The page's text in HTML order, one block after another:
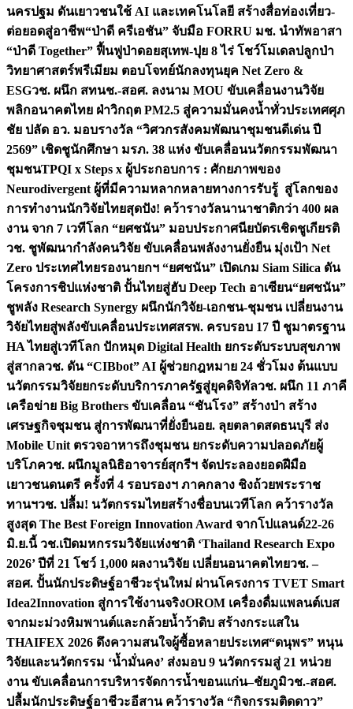
นครปฐม ดันเยาวชนใช้ AI และเทคโนโลยี สร้างสื่อท่องเที่ยว-
ต่อยอดสู่อาชีพ“ป่าดี ครีเอชัน” จับมือ FORRU มช. นำทัพอาสา
“ป่าดี Together” ฟื้นฟูป่าดอยสุเทพ-ปุย 8 ไร่ โชว์โมเดลปลูกป่า
วิทยาศาสตร์พรีเมียม ตอบโจทย์นักลงทุนยุค Net Zero &
ESGวช. ผนึก สทนช.-สอศ. ลงนาม MOU ขับเคลื่อนงานวิจัย
พลิกอนาคตไทย ฝ่าวิกฤต PM2.5 สู่ความมั่นคงน้ำทั่วประเทศศุภ
ชัย ปลัด อว. มอบรางวัล “วิศวกรสังคมพัฒนาชุมชนดีเด่น ปี
2569” เชิดชูนักศึกษา มรภ. 38 แห่ง ขับเคลื่อนนวัตกรรมพัฒนา
ชุมชนTPQI x Steps x ผู้ประกอบการ : ศักยภาพของ
Neurodivergent ผู้ที่มีความหลากหลายทางการรับรู้ สู่โลกของ
การทำงานนักวิจัยไทยสุดปัง! คว้ารางวัลนานาชาติกว่า 400 ผล
งาน จาก 7 เวทีโลก “ยศชนัน” มอบประกาศนียบัตรเชิดชูเกียรติ
วช. ชูพัฒนากำลังคนวิจัย ขับเคลื่อนพลังงานยั่งยืน มุ่งเป้า Net
Zero ประเทศไทยรองนายกฯ “ยศชนัน” เปิดเกม Siam Silica ดัน
โครงการชิปแห่งชาติ ปั้นไทยสู่ฮับ Deep Tech อาเซียน“ยศชนัน”
ชูพลัง Research Synergy ผนึกนักวิจัย-เอกชน-ชุมชน เปลี่ยนงาน
วิจัยไทยสู่พลังขับเคลื่อนประเทศสรพ. ครบรอบ 17 ปี ชูมาตรฐาน
HA ไทยสู่เวทีโลก ปักหมุด Digital Health ยกระดับระบบสุขภาพ
สู่สากลวช. ดัน “CIBbot” AI ผู้ช่วยกฎหมาย 24 ชั่วโมง ต้นแบบ
นวัตกรรมวิจัยยกระดับบริการภาครัฐสู่ยุคดิจิทัลวช. ผนึก 11 ภาคี
เครือข่าย Big Brothers ขับเคลื่อน “ชันโรง” สร้างป่า สร้าง
เศรษฐกิจชุมชน สู่การพัฒนาที่ยั่งยืนอย. ลุยตลาดสดธนบุรี ส่ง
Mobile Unit ตรวจอาหารถึงชุมชน ยกระดับความปลอดภัยผู้
บริโภควช. ผนึกมูลนิธิอาจารย์สุกรีฯ จัดประลองยอดฝีมือ
เยาวชนดนตรี ครั้งที่ 4 รอบรองฯ ภาคกลาง ชิงถ้วยพระราช
ทานฯวช. ปลื้ม! นวัตกรรมไทยสร้างชื่อบนเวทีโลก คว้ารางวัล
สูงสุด The Best Foreign Innovation Award จากโปแลนด์22-26
มิ.ย.นี้ วช.เปิดมหกรรมวิจัยแห่งชาติ ‘Thailand Research Expo
2026’ ปีที่ 21 โชว์ 1,000 ผลงานวิจัย เปลี่ยนอนาคตไทยวช. –
สอศ. ปั้นนักประดิษฐ์อาชีวะรุ่นใหม่ ผ่านโครงการ TVET Smart
Idea2Innovation สู่การใช้งานจริงOROM เครื่องดื่มแพลนต์เบส
จากมะม่วงหิมพานต์และกล้วยน้ำว้าดิบ สร้างกระแสใน
THAIFEX 2026 ดึงความสนใจผู้ซื้อหลายประเทศ“ดนุพร” หนุน
วิจัยและนวัตกรรม ‘น้ำมั่นคง’ ส่งมอบ 9 นวัตกรรมสู่ 21 หน่วย
งาน ขับเคลื่อนการบริหารจัดการน้ำขอนแก่น–ชัยภูมิวช.-สอศ.
ปลื้มนักประดิษฐ์อาชีวะอีสาน คว้ารางวัล “กิจกรรมติดดาว”